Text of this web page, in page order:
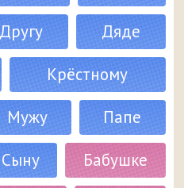
Другу
Дяде
Крёстному
Мужу
Папе
Сыну
Бабушке